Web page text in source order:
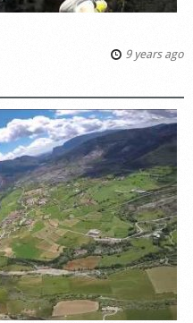
9 years ago